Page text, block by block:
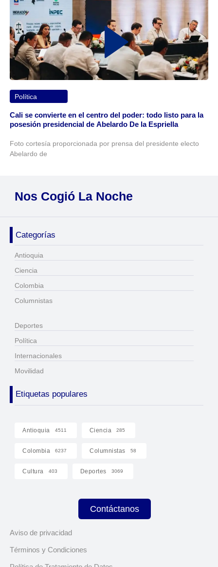
Política
Cali se convierte en el centro del poder: todo listo para la
posesión presidencial de Abelardo De la Espriella
Foto cortesía proporcionada por prensa del presidente electo
Abelardo de
Nos Cogió La Noche
Categorías
Antioquia
Ciencia
Colombia
Columnistas
Deportes
Política
Internacionales
Movilidad
Etiquetas populares
Antioquia 4511 Ciencia 285
Colombia 6237 Columnistas 58
Cultura 403 Deportes 3069
Contáctanos
Aviso de privacidad
Términos y Condiciones